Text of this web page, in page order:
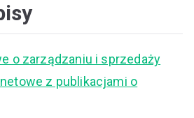
o zarządzaniu i sprzedaży
z publikacjami o